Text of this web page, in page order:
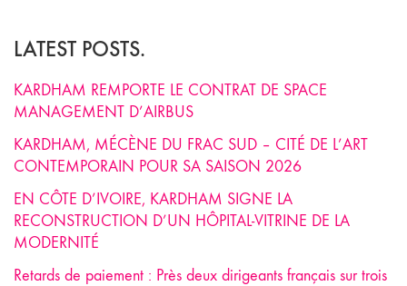
LATEST POSTS.
KARDHAM REMPORTE LE CONTRAT DE SPACE
MANAGEMENT D’AIRBUS
KARDHAM, MÉCÈNE DU FRAC SUD – CITÉ DE L’ART
CONTEMPORAIN POUR SA SAISON 2026
EN CÔTE D’IVOIRE, KARDHAM SIGNE LA
RECONSTRUCTION D’UN HÔPITAL-VITRINE DE LA
MODERNITÉ
Retards de paiement : Près deux dirigeants français sur trois